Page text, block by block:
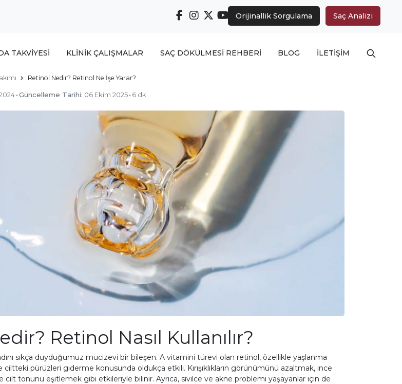
Orijinallik Sorgulama Saç Analizi
TAKVİYESİ KLİNİK ÇALIŞMALAR SAÇ DÖKÜLMESİ REHBERİ BLOG İLETİŞİM Arama
Retinol Nedir? Retinol Ne İşe Yarar?
·Güncelleme Tarihi: 06 Ekim 2025 · 6 dk
Retinol Nasıl Kullanılır?
sıkça duyduğumuz mucizevi bir bileşen. A vitamini türevi olan retinol, özellikle yaşlanma
pürüzleri giderme konusunda oldukça etkili. Kırışıklıkların görünümünü azaltmak, ince
tonunu eşitlemek gibi etkileriyle bilinir. Ayrıca, sivilce ve akne problemi yaşayanlar için de